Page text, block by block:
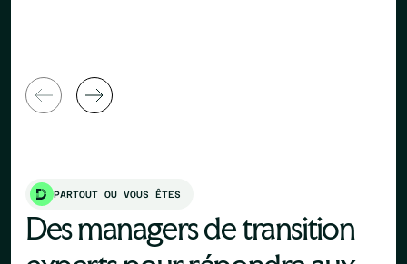
PARTOUT OU VOUS ÊTES
Des managers de transition